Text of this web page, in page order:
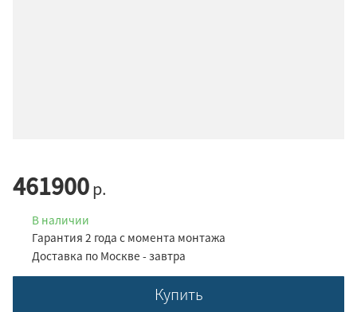
461900р.
В наличии
Гарантия 2 года с момента монтажа
Доставка по Москве - завтра
Купить